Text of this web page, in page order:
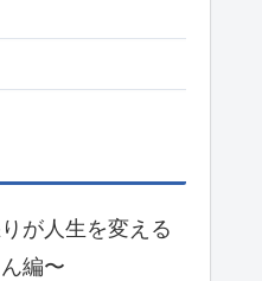
が人生を変える
編〜